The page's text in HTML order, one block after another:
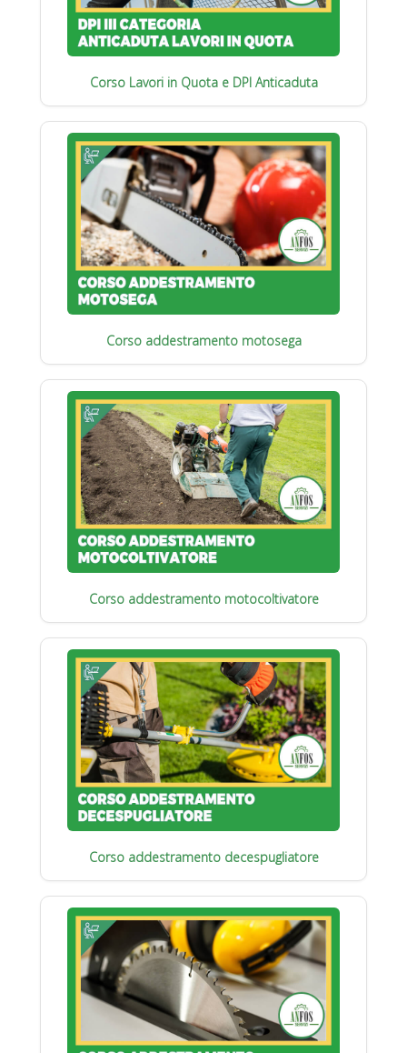
Corso Lavori in Quota e DPI Anticaduta
Corso addestramento motosega
Corso addestramento motocoltivatore
Corso addestramento decespugliatore